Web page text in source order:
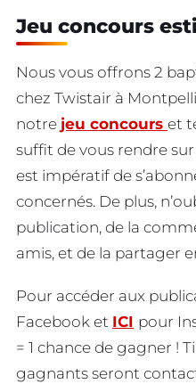
Jeu concours
Nous vous offrons 2
chez Twistair à
notre jeu concours et
suffit de vous rendre
est impératif de
concernés. De plus,
publication, de la
amis, et de la partager
Pour accéder aux
Facebook et ICI pour
= 1 chance de gagner !
gagnants seront